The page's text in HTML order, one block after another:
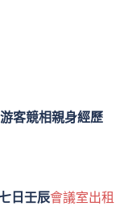
客競相親身經歷
日壬辰會議室出租